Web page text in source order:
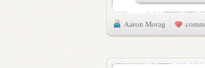
Aaron Morag